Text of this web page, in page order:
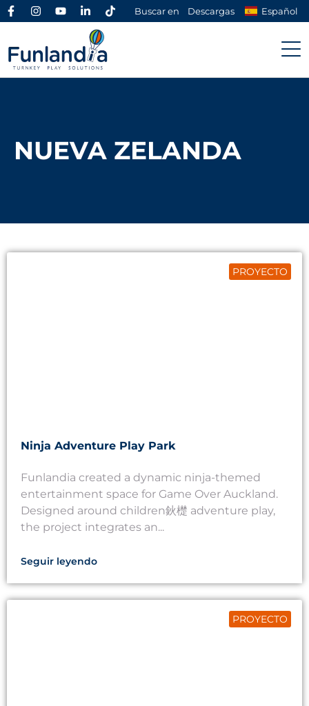
Buscar en Descargas Español
NUEVA ZELANDA
Ninja Adventure Play Park
Funlandia created a dynamic ninja-themed
entertainment space for Game Over Auckland.
Designed around children鈥檚 adventure play,
the project integrates an...
Seguir leyendo
PROYECTO
PROYECTO